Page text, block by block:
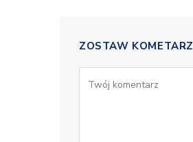
ZOSTAW KOMETARZ